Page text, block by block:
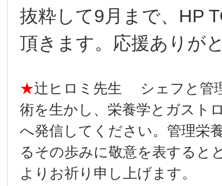
抜粋して9月まで、HP
頂きます。応援ありが
★辻󠄀ヒロミ先生 シェフと管
術を生かし、栄養学とガスト
へ発信してください。管理栄
るその歩みに敬意を表すると
よりお祈り申し上げます。